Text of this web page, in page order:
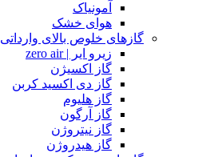
آمونیاک
هوای خشک
گازهای خلوص بالای وارداتی
زیرو ایر | zero air
گاز اکسیژن
گاز دی اکسید کربن
گاز هلیوم
گاز آرگون
گاز نیتروژن
گاز هیدروژن